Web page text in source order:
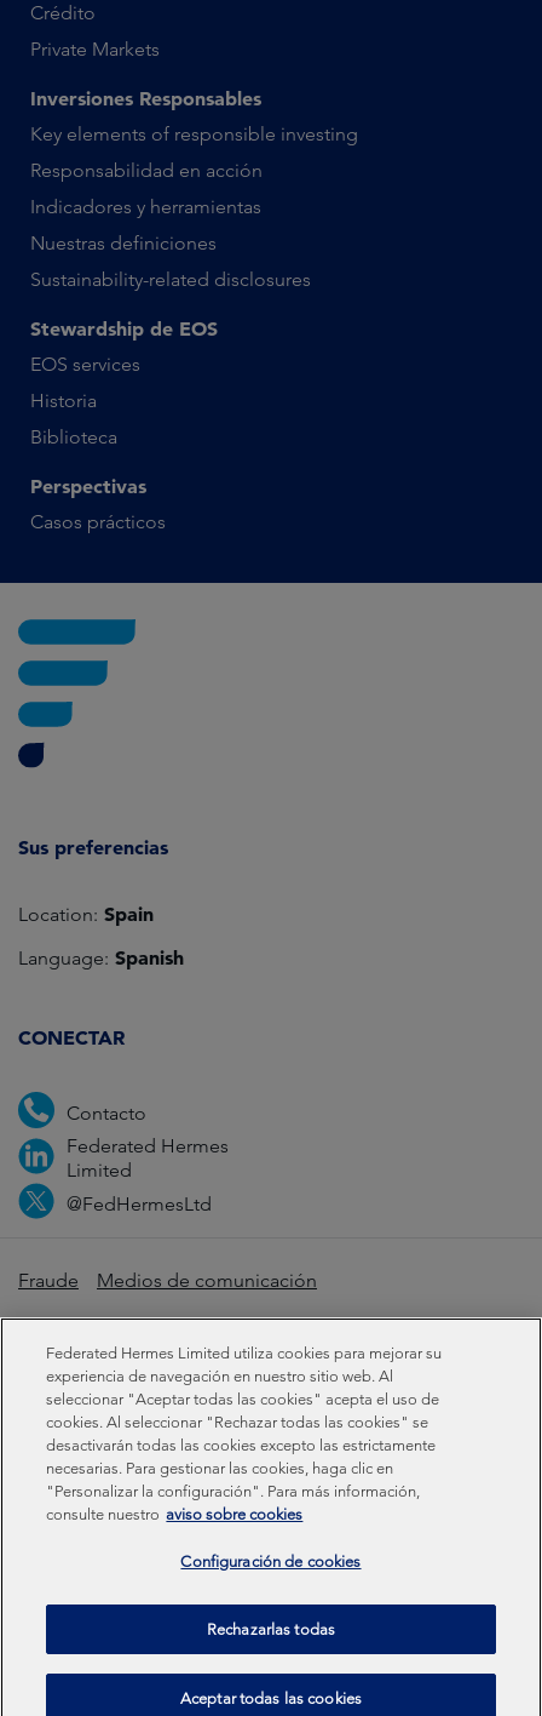
Crédito
Private Markets
Inversiones Responsables
Key elements of responsible investing
Responsabilidad en acción
Indicadores y herramientas
Nuestras definiciones
Sustainability-related disclosures
Stewardship de EOS
EOS services
Historia
Biblioteca
Perspectivas
Casos prácticos
Sus preferencias
Location: Spain
Language: Spanish
CONECTAR
Contacto
Federated Hermes
Limited
@FedHermesLtd
Fraude Medios de comunicación
Declaración sobre la esclavitud moderna
Información sobre sostenibilidad
Federated Hermes Limited: Registered in England & Wales
No 01661776. Registered office – Sixth Floor, 150
Cheapside, London EC2V 6ET.
Federated Hermes Limited is owned by Federated
Hermes, Inc © Copyright Federated Hermes Limited 2026 |
Federated Hermes Limited utiliza cookies para mejorar su
experiencia de navegación en nuestro sitio web. Al
seleccionar "Aceptar todas las cookies" acepta el uso de
cookies. Al seleccionar "Rechazar todas las cookies" se
desactivarán todas las cookies excepto las estrictamente
necesarias. Para gestionar las cookies, haga clic en
"Personalizar la configuración". Para más información,
consulte nuestro aviso sobre cookies
Configuración de cookies
Rechazarlas todas
Aceptar todas las cookies